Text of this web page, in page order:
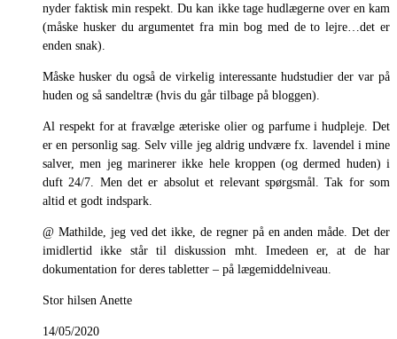
nyder faktisk min respekt. Du kan ikke tage hudlægerne over en kam
(måske husker du argumentet fra min bog med de to lejre…det er
enden snak).
Måske husker du også de virkelig interessante hudstudier der var på
huden og så sandeltræ (hvis du går tilbage på bloggen).
Al respekt for at fravælge æteriske olier og parfume i hudpleje. Det
er en personlig sag. Selv ville jeg aldrig undvære fx. lavendel i mine
salver, men jeg marinerer ikke hele kroppen (og dermed huden) i
duft 24/7. Men det er absolut et relevant spørgsmål. Tak for som
altid et godt indspark.
@ Mathilde, jeg ved det ikke, de regner på en anden måde. Det der
imidlertid ikke står til diskussion mht. Imedeen er, at de har
dokumentation for deres tabletter – på lægemiddelniveau.
Stor hilsen Anette
14/05/2020